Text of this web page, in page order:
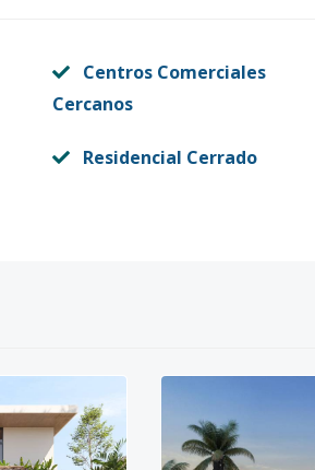
Centros Comerciales
Cercanos
Residencial Cerrado